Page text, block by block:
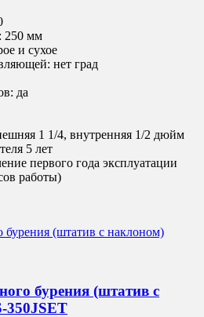
250 мм
и сухое
нет град
да
1 1/4, внутренняя 1/2 дюйм
5 лет
первого года эксплуатации
работы)
бурения (штатив с
350JSET